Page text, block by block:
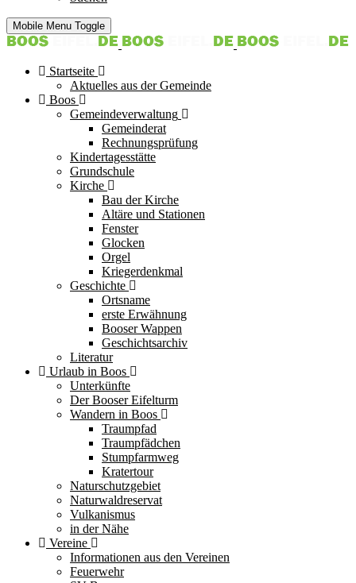
Mobile Menu Toggle
Startseite
Aktuelles aus der Gemeinde
Boos
Gemeindeverwaltung
Gemeinderat
Rechnungsprüfung
Kindertagesstätte
Grundschule
Kirche
Bau der Kirche
Altäre und Stationen
Fenster
Glocken
Orgel
Kriegerdenkmal
Geschichte
Ortsname
erste Erwähnung
Booser Wappen
Geschichtsarchiv
Literatur
Urlaub in Boos
Unterkünfte
Der Booser Eifelturm
Wandern in Boos
Traumpfad
Traumpfädchen
Stumpfarmweg
Kratertour
Naturschutzgebiet
Naturwaldreservat
Vulkanismus
in der Nähe
Vereine
Informationen aus den Vereinen
Feuerwehr